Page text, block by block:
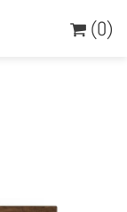
(0)